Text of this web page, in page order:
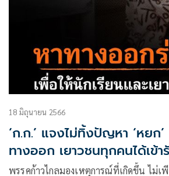
18 มิถุนายน 2566
‘ก.ก.’ แจงไม่ทิ้งปัญหา ‘หยก
ทางออก เยาวชนทุกคนได้เข้า
พรรคก้าวไกลมองเหตุการณ์ที่เกิดขึ้น ไม่เ